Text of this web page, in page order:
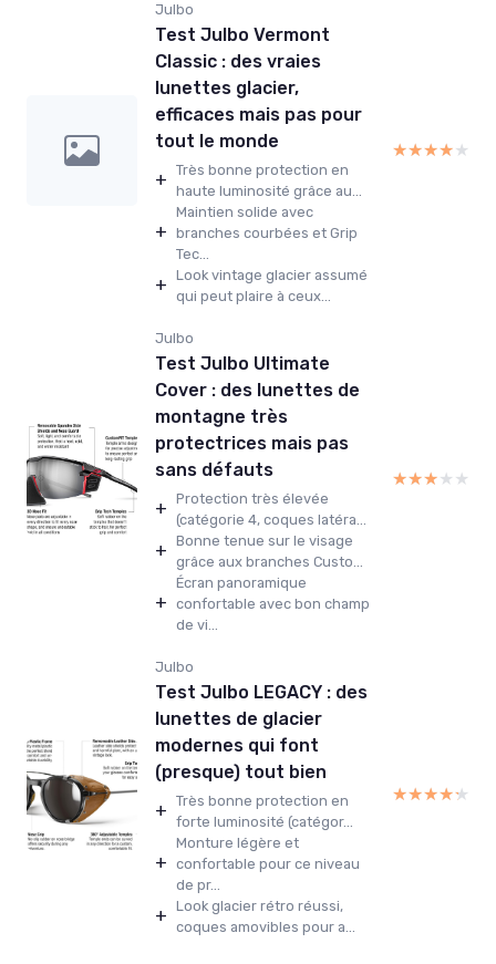
Julbo
Test Julbo Vermont
Classic : des vraies
lunettes glacier,
efficaces mais pas pour
tout le monde
+ Très bonne protection en
haute luminosité grâce au...
+
Maintien solide avec
branches courbées et Grip
Tec...
+ Look vintage glacier assumé
qui peut plaire à ceux...
★★★★★
★★★★★
Julbo
Test Julbo Ultimate
Cover : des lunettes de
montagne très
protectrices mais pas
sans défauts
+ Protection très élevée
(catégorie 4, coques latéra...
+ Bonne tenue sur le visage
grâce aux branches Custo...
+
Écran panoramique
confortable avec bon champ
de vi...
★★★★★
★★★★★
Julbo
Test Julbo LEGACY : des
lunettes de glacier
modernes qui font
(presque) tout bien
+ Très bonne protection en
forte luminosité (catégor...
+
Monture légère et
confortable pour ce niveau
de pr...
+ Look glacier rétro réussi,
coques amovibles pour a...
★★★★★
★★★★★